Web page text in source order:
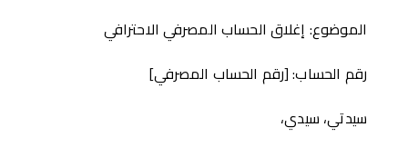
الموضوع: إغلاق الحساب المصرفي الاحترافي
رقم الحساب: [رقم الحساب المصرفي]
سيدتي، سيدي،